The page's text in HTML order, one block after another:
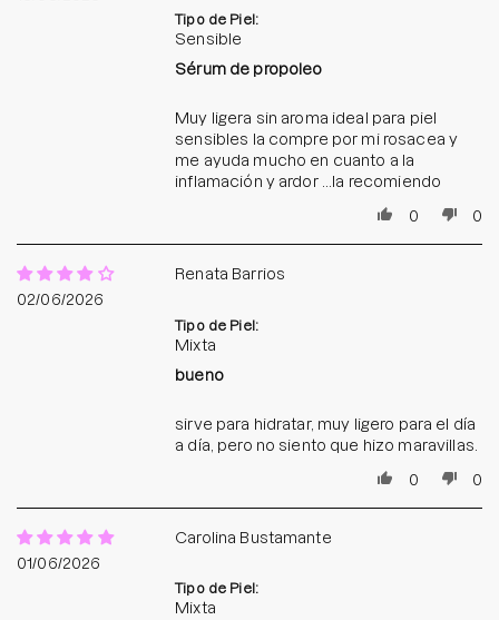
Tipo de Piel:
Sensible
Sérum de propoleo
Muy ligera sin aroma ideal para piel
sensibles la compre por mi rosacea y
me ayuda mucho en cuanto a la
inflamación y ardor ...la recomiendo
0
0
02/06/2026
Renata Barrios
Tipo de Piel:
Mixta
bueno
sirve para hidratar, muy ligero para el día
a día, pero no siento que hizo maravillas.
0
0
01/06/2026
Carolina Bustamante
Tipo de Piel:
Mixta